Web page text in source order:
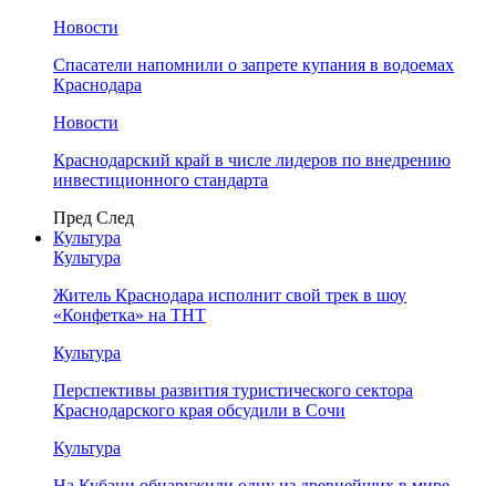
Новости
Спасатели напомнили о запрете купания в водоемах
Краснодара
Новости
Краснодарский край в числе лидеров по внедрению
инвестиционного стандарта
Пред След
Культура
Культура
Житель Краснодара исполнит свой трек в шоу
«Конфетка» на ТНТ
Культура
Перспективы развития туристического сектора
Краснодарского края обсудили в Сочи
Культура